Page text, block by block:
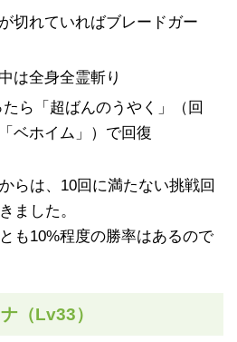
切れていればブレードガー
は全身全霊斬り
ら「超ばんのうやく」（回
ベホイム」）で回復
らは、10回に満たない挑戦回
ました。
も10%程度の勝率はあるので
（Lv33）